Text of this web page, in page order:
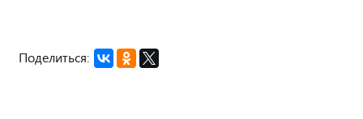
Поделиться: